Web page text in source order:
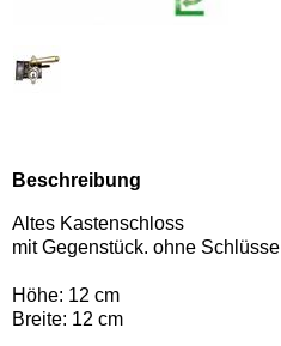
Beschreibung
Altes Kastenschloss
mit Gegenstück. ohne Schlüssel
Höhe: 12 cm
Breite: 12 cm